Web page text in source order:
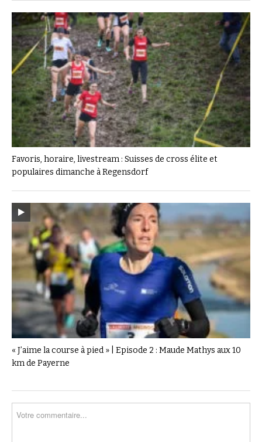
Favoris, horaire, livestream : Suisses de cross élite et
populaires dimanche à Regensdorf
« J’aime la course à pied » | Episode 2 : Maude Mathys aux 10
km de Payerne